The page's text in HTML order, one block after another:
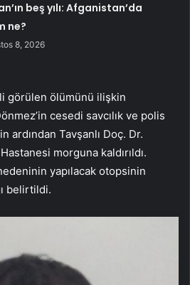
beş yılı: Afganistan’da
ne?
8, 2026
görülen ölümünü ilişkin
cesedi savcılık ve polis
Tavşanlı Doç. Dr.
morguna kaldırıldı.
yapılacak otopsinin
belirtildi.